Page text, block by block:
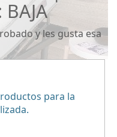
y les gusta esa
para la